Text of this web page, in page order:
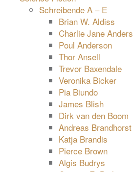
Schreibende A – E
Brian W. Aldiss
Charlie Jane Anders
Poul Anderson
Thor Ansell
Trevor Baxendale
Veronika Bicker
Pia Biundo
James Blish
Dirk van den Boom
Andreas Brandhorst
Katja Brandis
Pierce Brown
Algis Budrys